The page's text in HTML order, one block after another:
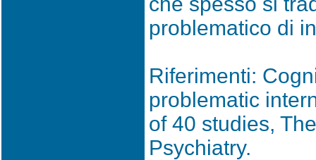
problematico di
Riferimenti:
problematic
of 40 studies,
Psychiatry.